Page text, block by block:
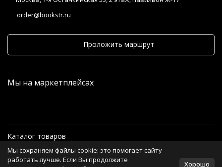
order@bookstr.ru
Проложить маршрут
Мы на маркетплейсах
Каталог товаров
Информация
Мы сохраняем файлы cookie: это помогает сайту
работать лучше. Если Вы продолжите
Хорошо